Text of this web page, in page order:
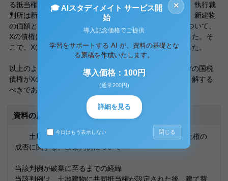
る抵当権の被担保債権に優先することになる。このため、執行裁
判所は新建物のために法定地上権が成立するものとして、新建物
の価額と新建物のための法定地上権の価額との合計額について、
Xの債権に優先して国税に配当する内容の配当表を作成した。そ
こで、Xは配当異議の申出をし、配当異議の訴えを提起した。
以上のように、新建物のために法定地上権は成立せず、Yの国税
債権がXの債権に優先するのは新建物の価額のみであると解する
べきである。
資料の原本内容
土地建物の共同抵当における建物の再築と法定地上権の
成否に関する、破棄判例について
当該判例が破棄に至るまでの経緯
当該判例は、土地建物に共同抵当権が設定された後、建て替
×
🎓 AIスタディメイト サービス開
始
導入記念価格でご提供
学習をサポートする AI が、資料の基礎とな
る原稿を作成いたします。
導入価格：100円
(通常200円)
詳細を見る
今日はもう表示しない 閉じる